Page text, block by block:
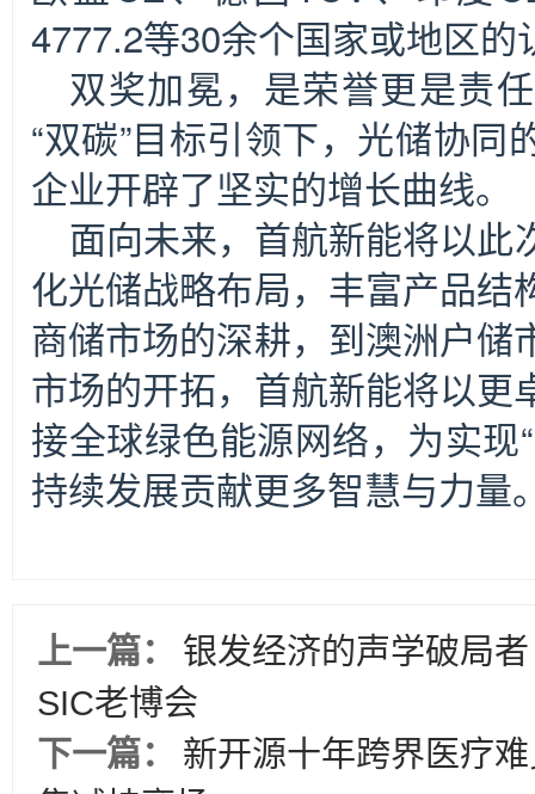
4777.2等30余个国家或地区的
双奖加冕，是荣誉更是责
“双碳”目标引领下，光储协
企业开辟了坚实的增长曲线。
面向未来，首航新能将以此
化光储战略布局，丰富产品结
商储市场的深耕，到澳洲户储
市场的开拓，首航新能将以更
接全球绿色能源网络，为实现
持续发展贡献更多智慧与力量
上一篇：
银发经济的声学破局
SIC老博会
下一篇：
新开源十年跨界医疗